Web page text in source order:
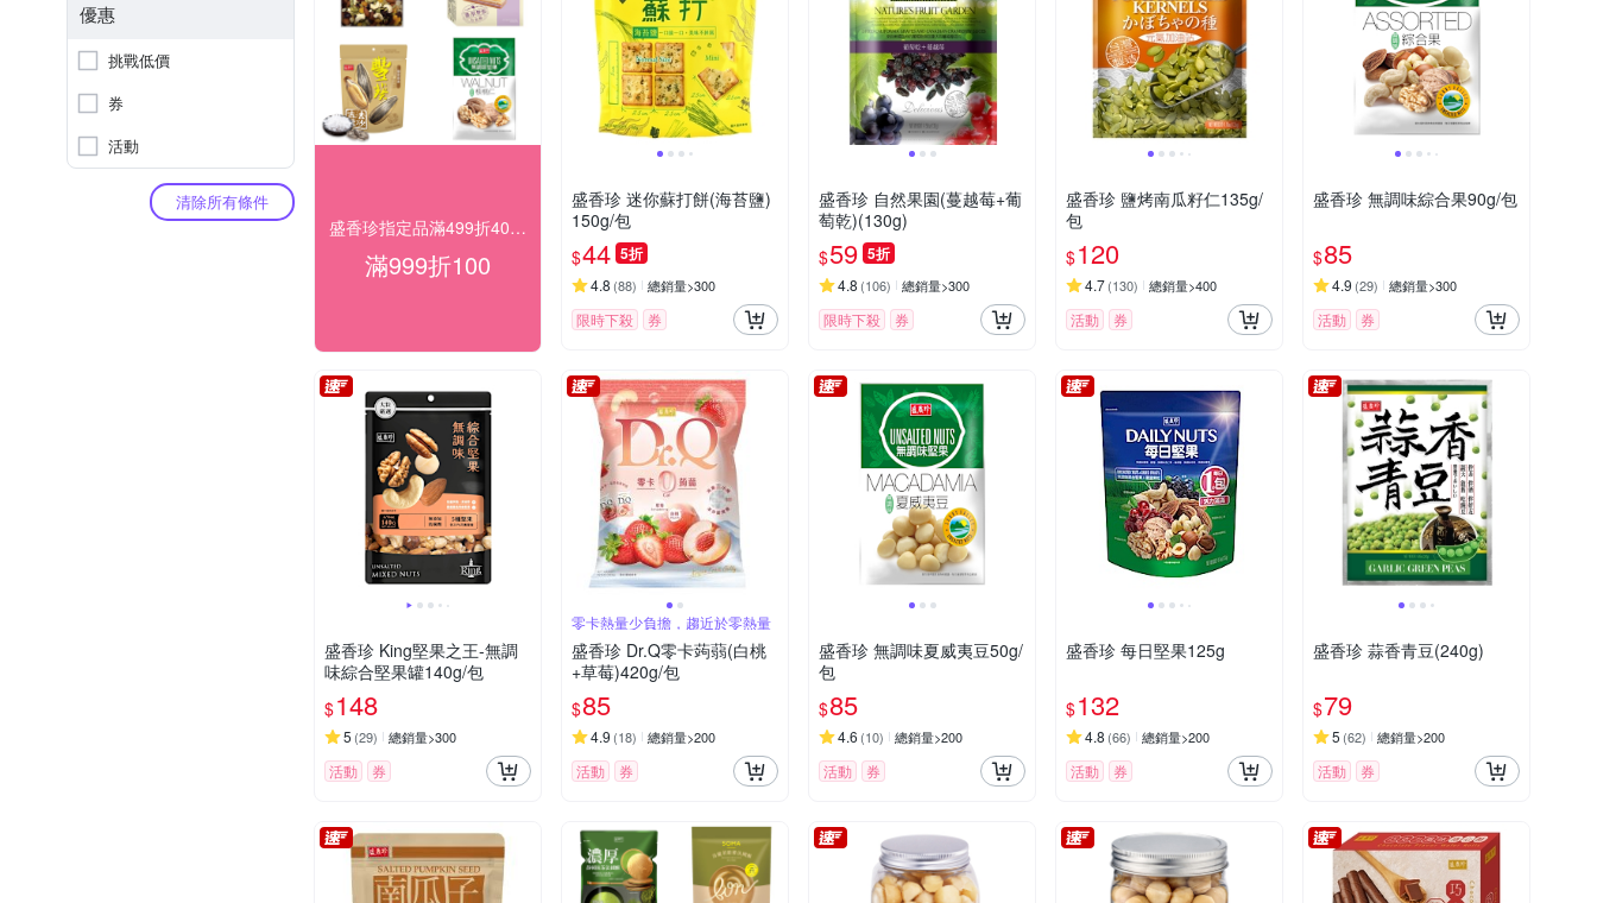
優惠
挑戰低價
券
活動
清除所有條件
盛香珍指定品滿499折40滿999折100
滿999折100
盛香珍 迷你蘇打餅(海苔鹽)
150g/包
$44 5折
4.8 (88) 總銷量>300
限時下殺 券
盛香珍 自然果園(蔓越莓+葡
萄乾)(130g)
$59 5折
4.8 (106) 總銷量>300
限時下殺 券
盛香珍 鹽烤南瓜籽仁135g/
包
$120
4.7(130) 總銷量>400
活動 券
盛香珍 無調味綜合果90g/包
$85
4.9 (29) 總銷量>300
活動 券
盛香珍 King堅果之王-無調
味綜合堅果罐140g/包
$148
5 (29) 總銷量>300
活動 券
零卡熱量少負擔，趨近於零熱量
盛香珍 Dr.Q零卡蒟蒻(白桃
+草莓)420g/包
$85
4.9 (18) 總銷量>200
活動 券
盛香珍 無調味夏威夷豆50g/
包
$85
4.6 (10) 總銷量>200
活動 券
盛香珍 每日堅果125g
$132
4.8 (66) 總銷量>200
活動 券
盛香珍 蒜香青豆(240g)
$79
5 (62) 總銷量>200
活動 券